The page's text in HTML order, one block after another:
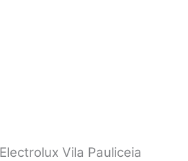
Vila Pauliceia